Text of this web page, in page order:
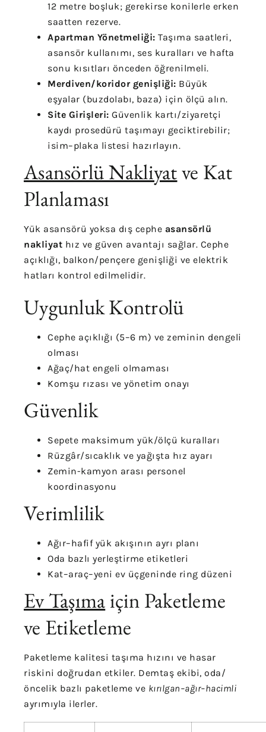
12 metre boşluk; gerekirse konilerle erken
saatten rezerve.
Apartman Yönetmeliği: Taşıma saatleri,
asansör kullanımı, ses kuralları ve hafta
sonu kısıtları önceden öğrenilmeli.
Merdiven/koridor genişliği: Büyük
eşyalar (buzdolabı, baza) için ölçü alın.
Site Girişleri: Güvenlik kartı/ziyaretçi
kaydı prosedürü taşımayı geciktirebilir;
isim–plaka listesi hazırlayın.
Asansörlü Nakliyatve Kat
Planlaması
Yük asansörü yoksa dış cephe asansörlü
nakliyat hız ve güven avantajı sağlar. Cephe
açıklığı, balkon/pençere genişliği ve elektrik
hatları kontrol edilmelidir.
Uygunluk Kontrolü
Cephe açıklığı (5–6 m) ve zeminin dengeli
olması
Ağaç/hat engeli olmaması
Komşu rızası ve yönetim onayı
Güvenlik
Sepete maksimum yük/ölçü kuralları
Rüzgâr/sıcaklık ve yağışta hız ayarı
Zemin-kamyon arası personel
koordinasyonu
Verimlilik
Ağır–hafif yük akışının ayrı planı
Oda bazlı yerleştirme etiketleri
Kat–araç–yeni ev üçgeninde ring düzeni
Ev Taşıma için Paketleme
ve Etiketleme
Paketleme kalitesi taşıma hızını ve hasar
riskini doğrudan etkiler. Demtaş ekibi, oda/
öncelik bazlı paketleme ve kırılgan–ağır–hacimli
ayrımıyla ilerler.